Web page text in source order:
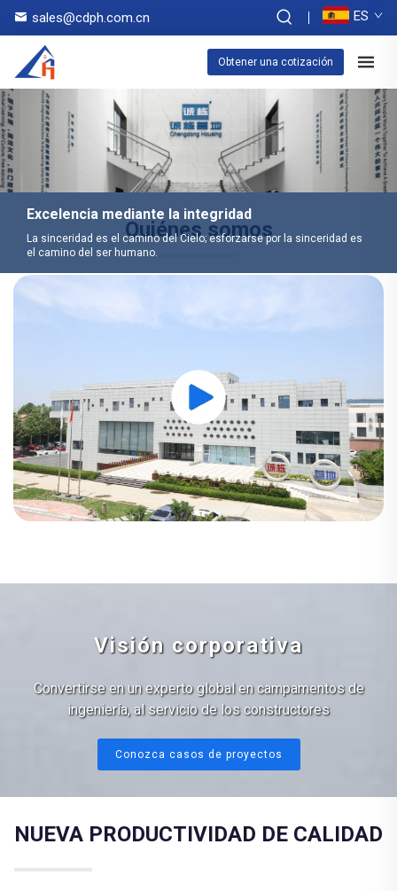
sales@cdph.com.cn ES
Obtener una cotización
Excelencia mediante la integridad
La sinceridad es el camino del Cielo; esforzarse por la sinceridad es
el camino del ser humano.
Quiénes somos
Visión corporativa
Convertirse en un experto global en campamentos de
ingeniería, al servicio de los constructores
Conozca casos de proyectos
NUEVA PRODUCTIVIDAD DE CALIDAD